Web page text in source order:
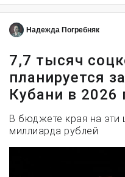
Надежда Погребняк
7,7 тысяч
планируется
Кубани в 2026
В бюджете края на эти
миллиарда рублей